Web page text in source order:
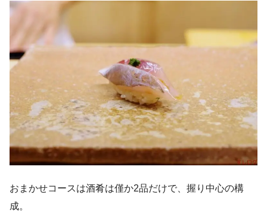
おまかせコースは酒肴は僅か2品だけで、握り中心の構
成。